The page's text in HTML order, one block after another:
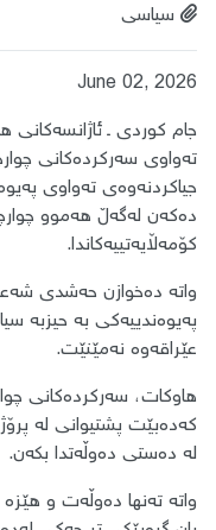
سیاسی
June 02, 2026
جام کوردی ـ ئاژانسەکانی
تەواوی سەرکردەکانی
جیاکردنەوەی تەواوی
دەکەن لەگەڵ هەموو
کۆمەڵایەتییەکاندا.
واتە دەخوازن حەشدی
پەیوەندییەکی بە حیزبە
عێراقەوە نەمێنێت.
هاوکات، سەرکردەکانی
کەدەبێت پشتیوانی لە
لە دەستی دەوڵەتدا بکەن.
واتە تەنها دەوڵەت و